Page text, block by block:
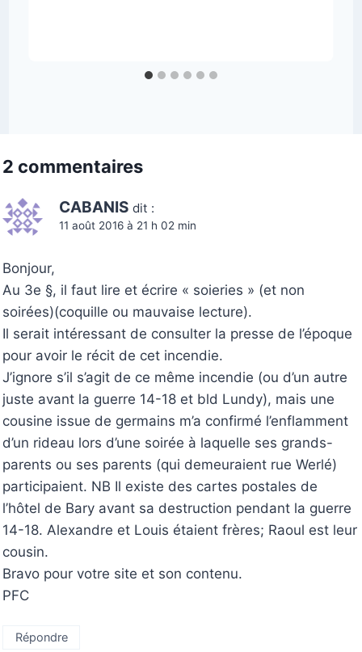
2 commentaires
CABANIS dit :
11 août 2016 à 21 h 02 min
Bonjour,
Au 3e §, il faut lire et écrire « soieries » (et non
soirées)(coquille ou mauvaise lecture).
Il serait intéressant de consulter la presse de l’époque
pour avoir le récit de cet incendie.
J’ignore s’il s’agit de ce même incendie (ou d’un autre
juste avant la guerre 14-18 et bld Lundy), mais une
cousine issue de germains m’a confirmé l’enflamment
d’un rideau lors d’une soirée à laquelle ses grands-
parents ou ses parents (qui demeuraient rue Werlé)
participaient. NB Il existe des cartes postales de
l’hôtel de Bary avant sa destruction pendant la guerre
14-18. Alexandre et Louis étaient frères; Raoul est leur
cousin.
Bravo pour votre site et son contenu.
PFC
Répondre